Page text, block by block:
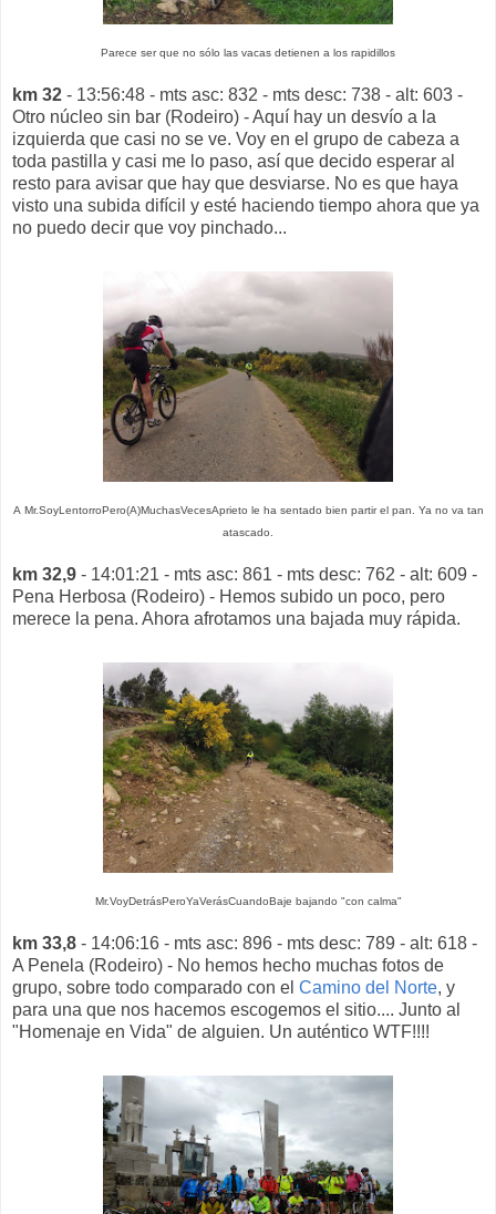
Parece ser que no sólo las vacas detienen a los rapidillos
km 32 - 13:56:48 - mts asc: 832 - mts desc: 738 - alt: 603 -
Otro núcleo sin bar (Rodeiro) - Aquí hay un desvío a la
izquierda que casi no se ve. Voy en el grupo de cabeza a
toda pastilla y casi me lo paso, así que decido esperar al
resto para avisar que hay que desviarse. No es que haya
visto una subida difícil y esté haciendo tiempo ahora que ya
no puedo decir que voy pinchado...
A Mr.SoyLentorroPero(A)MuchasVecesAprieto le ha sentado bien partir el pan. Ya no va tan
atascado.
km 32,9 - 14:01:21 - mts asc: 861 - mts desc: 762 - alt: 609 -
Pena Herbosa (Rodeiro) - Hemos subido un poco, pero
merece la pena. Ahora afrotamos una bajada muy rápida.
Mr.VoyDetrásPeroYaVerásCuandoBaje bajando "con calma"
km 33,8 - 14:06:16 - mts asc: 896 - mts desc: 789 - alt: 618 -
A Penela (Rodeiro) - No hemos hecho muchas fotos de
grupo, sobre todo comparado con el Camino del Norte, y
para una que nos hacemos escogemos el sitio.... Junto al
"Homenaje en Vida" de alguien. Un auténtico WTF!!!!